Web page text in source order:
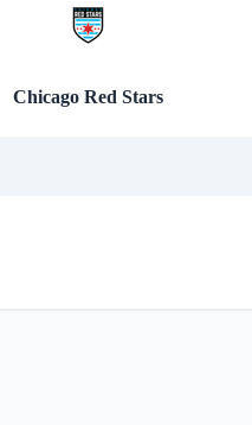
Chicago Red Stars